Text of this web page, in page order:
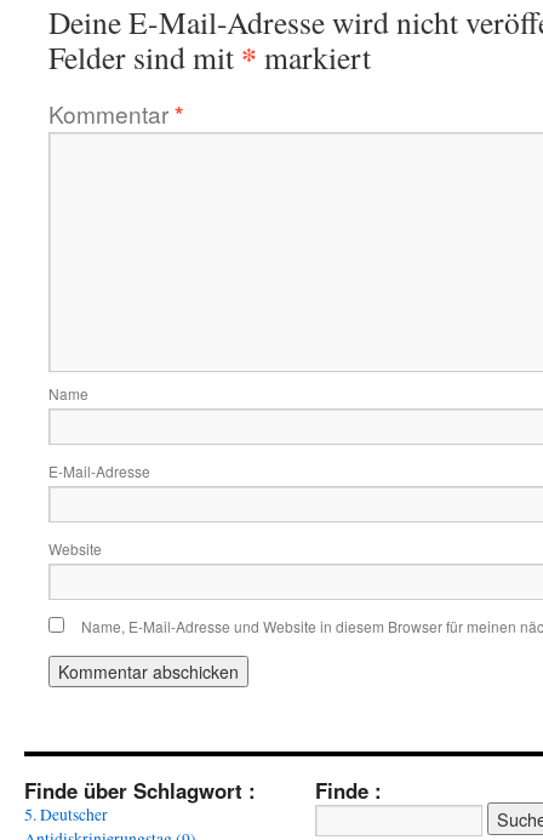
Deine E-Mail-Adresse wird nicht
Felder sind mit * markiert
Kommentar*
Name
E-Mail-Adresse
Website
Name, E-Mail-Adresse und Website in diesem Browser für meinen
Finde über Schlagwort :
5. Deutscher
Finde :